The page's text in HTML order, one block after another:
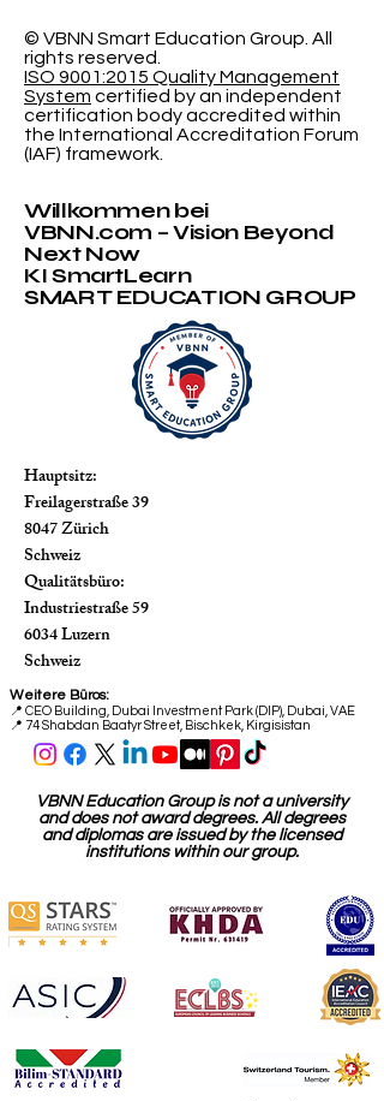
© VBNN Smart Education Group. All
rights reserved.
ISO 9001:2015 Quality Management
System certified by an independent
certification body accredited within
the International Accreditation Forum
(IAF) framework.
Willkommen bei
VBNN.com – Vision Beyond
Next Now
KI SmartLearn
SMART EDUCATION GROUP
Hauptsitz:
Freilagerstraße 39
8047 Zürich
Schweiz
Qualitätsbüro:
Industriestraße 59
6034 Luzern
Schweiz
Weitere Büros:
📍 CEO Building, Dubai Investment Park (DIP), Dubai, VAE
📍 74 Shabdan Baatyr Street, Bischkek, Kirgisistan
VBNN Education Group is not a university
and does not award degrees. All degrees
and diplomas are issued by the licensed
institutions within our group.